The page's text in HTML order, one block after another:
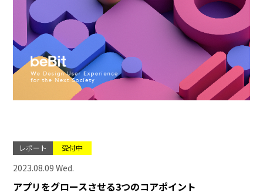
レポート 受付中
2023.08.09 Wed.
アプリをグロースさせる3つのコアポイント